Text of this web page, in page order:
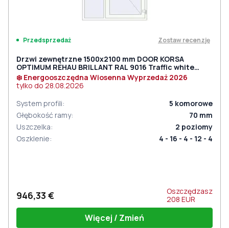
Przedsprzedaż Zostaw recenzję
Drzwi zewnętrzne 1500x2100 mm DOOR KORSA
OPTIMUM REHAU BRILLANT RAL 9016 Traffic white
dwustronny
❄️ Energooszczędna Wiosenna Wyprzedaż 2026
tylko do 28.08.2026
System profili: 5 komorowe
Głębokość ramy: 70 mm
Uszczelka: 2 poziomy
Oszklenie: 4 - 16 - 4 - 12 - 4
946,33 €
Oszczędzasz
208 EUR
Więcej / Zmień